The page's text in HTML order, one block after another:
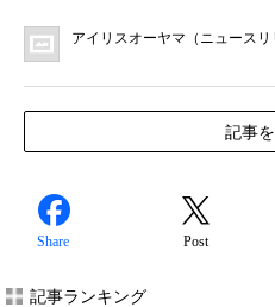
アイリスオーヤマ（ニュースリ
記事
Share Post
記事ランキング